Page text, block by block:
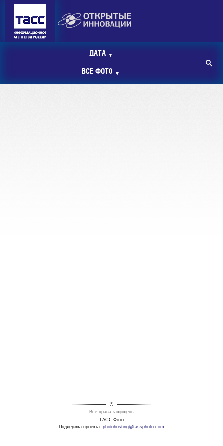
ДАТА ▼
ВСЕ ФОТО ▼
©
Все права защищены
ТАСС Фото
Поддержка проекта: photohosting@tassphoto.com